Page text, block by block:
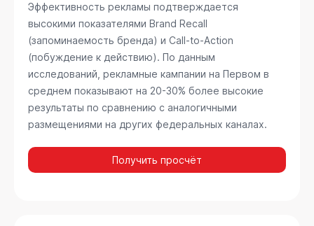
Эффективность рекламы подтверждается
высокими показателями Brand Recall
(запоминаемость бренда) и Call-to-Action
(побуждение к действию). По данным
исследований, рекламные кампании на Первом в
среднем показывают на 20-30% более высокие
результаты по сравнению с аналогичными
размещениями на других федеральных каналах.
Получить просчёт